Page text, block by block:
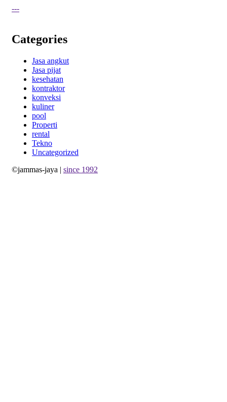
---
Categories
Jasa angkut
Jasa pijat
kesehatan
kontraktor
konveksi
kuliner
pool
Properti
rental
Tekno
Uncategorized
©jammas-jaya | since 1992